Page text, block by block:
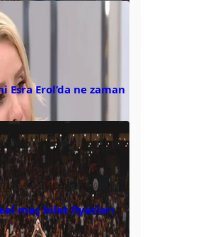
Esra Erol’da ne zaman
maç bilet fiyatları